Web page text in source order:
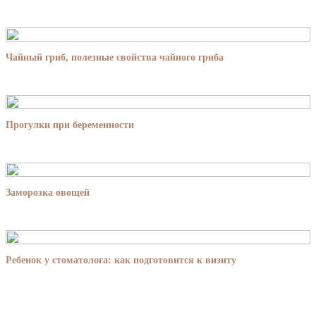
Чайный гриб, полезные свойства чайного гриба
Прогулки при беременности
Заморозка овощей
Ребенок у стоматолога: как подготовится к визиту